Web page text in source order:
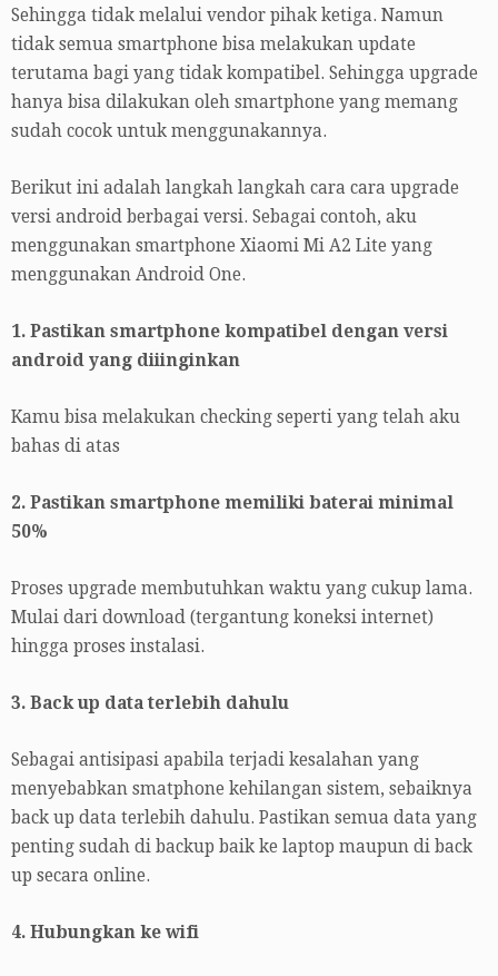
Sehingga tidak melalui vendor pihak ketiga. Namun
tidak semua smartphone bisa melakukan update
terutama bagi yang tidak kompatibel. Sehingga upgrade
hanya bisa dilakukan oleh smartphone yang memang
sudah cocok untuk menggunakannya.
Berikut ini adalah langkah langkah cara cara upgrade
versi android berbagai versi. Sebagai contoh, aku
menggunakan smartphone Xiaomi Mi A2 Lite yang
menggunakan Android One.
1. Pastikan smartphone kompatibel dengan versi
android yang diiinginkan
Kamu bisa melakukan checking seperti yang telah aku
bahas di atas
2. Pastikan smartphone memiliki baterai minimal
50%
Proses upgrade membutuhkan waktu yang cukup lama.
Mulai dari download (tergantung koneksi internet)
hingga proses instalasi.
3. Back up data terlebih dahulu
Sebagai antisipasi apabila terjadi kesalahan yang
menyebabkan smatphone kehilangan sistem, sebaiknya
back up data terlebih dahulu. Pastikan semua data yang
penting sudah di backup baik ke laptop maupun di back
up secara online.
4. Hubungkan ke wifi